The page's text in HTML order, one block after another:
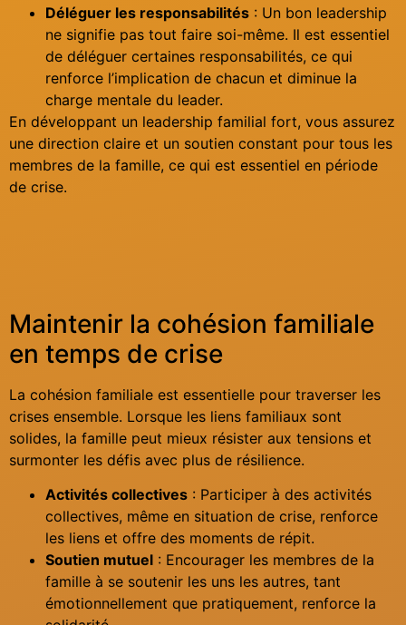
Déléguer les responsabilités : Un bon leadership
ne signifie pas tout faire soi-même. Il est essentiel
de déléguer certaines responsabilités, ce qui
renforce l’implication de chacun et diminue la
charge mentale du leader.
En développant un leadership familial fort, vous assurez
une direction claire et un soutien constant pour tous les
membres de la famille, ce qui est essentiel en période
de crise.
Maintenir la cohésion familiale
en temps de crise
La cohésion familiale est essentielle pour traverser les
crises ensemble. Lorsque les liens familiaux sont
solides, la famille peut mieux résister aux tensions et
surmonter les défis avec plus de résilience.
Activités collectives : Participer à des activités
collectives, même en situation de crise, renforce
les liens et offre des moments de répit.
Soutien mutuel : Encourager les membres de la
famille à se soutenir les uns les autres, tant
émotionnellement que pratiquement, renforce la